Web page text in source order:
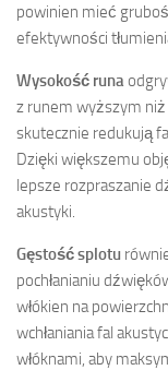
powinien mieć
efektywności
Wysokość runa
z runem wyższym niż
skutecznie redukują
Dzięki większemu
lepsze rozpraszanie
akustyki.
Gęstość splotu
pochłanianiu
włókien na
wchłaniania fal
włóknami, aby